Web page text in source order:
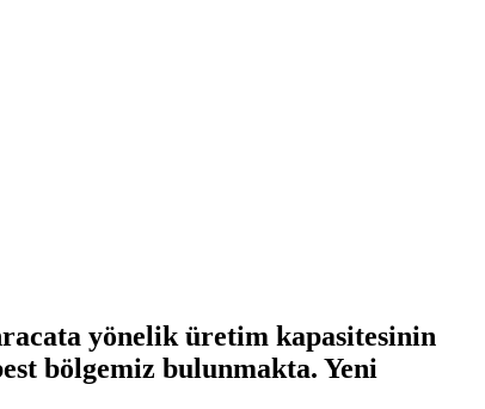
yönelik üretim kapasitesinin
bölgemiz bulunmakta. Yeni